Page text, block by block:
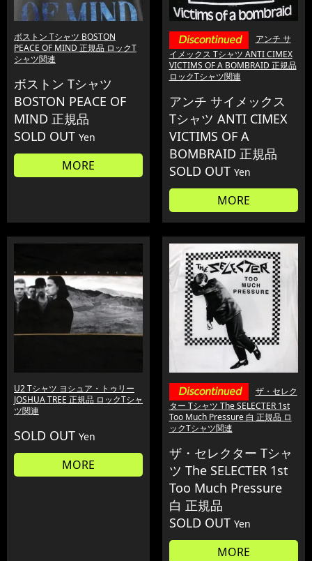
ボストン Tシャツ BOSTON
PEACE OF MIND 正規品 ロックT
シャツ関連
ボストン Tシャツ
BOSTON PEACE OF
MIND 正規品
SOLD OUT Yen
MORE
アンチ サ
イメックス Tシャツ ANTI CIMEX
VICTIMS OF A BOMBRAID 正規品
ロックTシャツ関連
アンチ サイメックス
Tシャツ ANTI CIMEX
VICTIMS OF A
BOMBRAID 正規品
SOLD OUT Yen
MORE
U2 Tシャツ ヨシュア・トゥリー
JOSHUA TREE 正規品 ロックTシャ
ツ関連
SOLD OUT Yen
MORE
ザ・セレク
ター Tシャツ The SELECTER 1st
Too Much Pressure 白 正規品 ロ
ックTシャツ関連
ザ・セレクター Tシャ
ツ The SELECTER 1st
Too Much Pressure
白 正規品
SOLD OUT Yen
MORE